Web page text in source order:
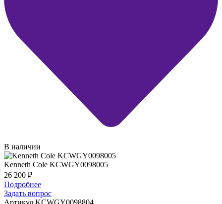
В наличии
Kenneth Cole KCWGY0098005
26 200 ₽
Подробнее
Задать вопрос
Артикул KCWGY0098804